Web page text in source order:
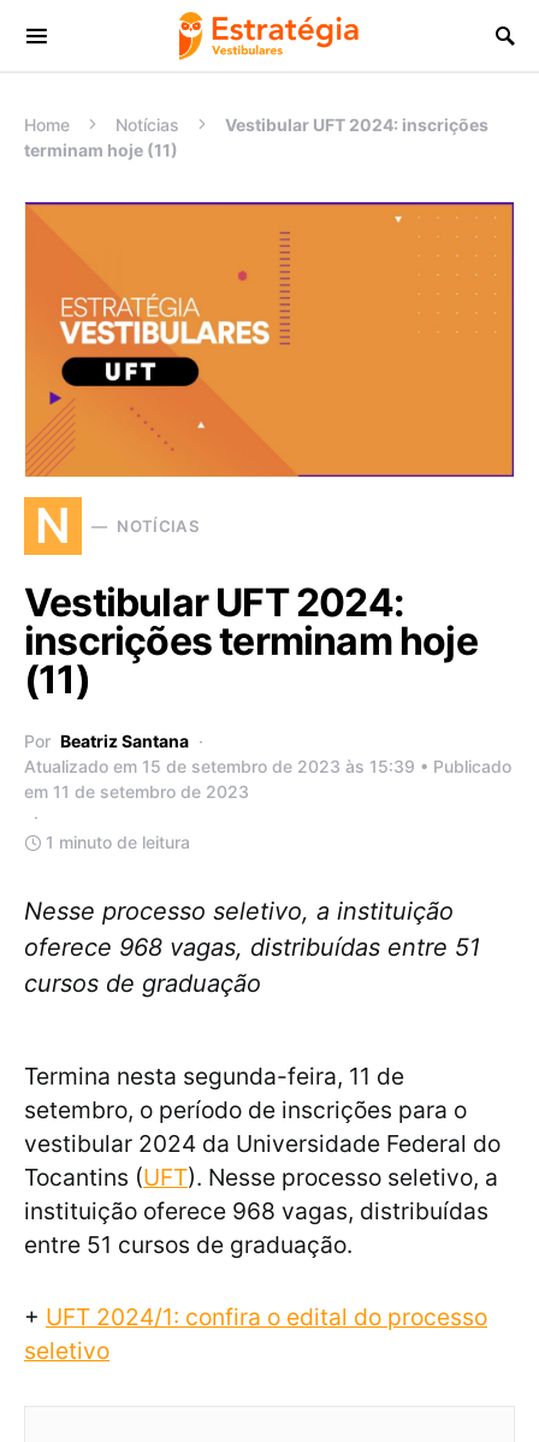
Procurar:
Home Notícias
Vestibular UFT 2024: inscrições
terminam hoje (11)
N NOTÍCIAS
Vestibular UFT 2024:
inscrições terminam hoje
(11)
Por Beatriz Santana
Atualizado em 15 de setembro de 2023 às 15:39 • Publicado
em 11 de setembro de 2023
1 minuto de leitura
Nesse processo seletivo, a instituição
oferece 968 vagas, distribuídas entre 51
cursos de graduação
Termina nesta segunda-feira, 11 de
setembro, o período de inscrições para o
vestibular 2024 da Universidade Federal do
Tocantins (UFT). Nesse processo seletivo, a
instituição oferece 968 vagas, distribuídas
entre 51 cursos de graduação.
+ UFT 2024/1: confira o edital do processo
seletivo